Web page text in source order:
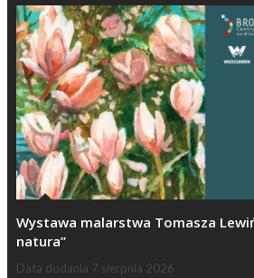
Wystawa malarstwa Tomasza
natura”
Data dodania 7 sierpnia 2026